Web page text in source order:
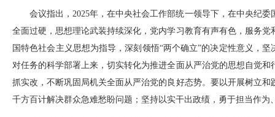
会议指出，2025年，在中央社会工作部统一领导下，在中央纪
全面过硬，思想理论武装持续深化，党内学习教育有声有色，服务
国特色社会主义思想为指导，深刻领悟“两个确立”的决定性意义，
对任务的科学部署上来，切实转化为推进全面从严治党的思想自觉
抓实改，不断巩固局机关全面从严治党的良好态势。要以开展树立
千方百计解决群众急难愁盼问题；坚持以实干出政绩，勇于担当作